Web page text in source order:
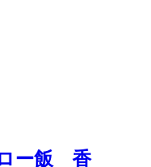
ー飯 香